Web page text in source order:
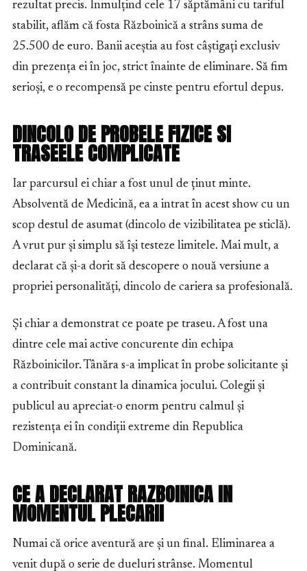
rezultat precis. Înmulțind cele 17 săptămâni cu tariful
stabilit, aflăm că fosta Războinică a strâns suma de
25.500 de euro. Banii aceștia au fost câștigați exclusiv
din prezența ei în joc, strict înainte de eliminare. Să fim
serioși, e o recompensă pe cinste pentru efortul depus.
DINCOLO DE PROBELE FIZICE SI
TRASEELE COMPLICATE
Iar parcursul ei chiar a fost unul de ținut minte.
Absolventă de Medicină, ea a intrat în acest show cu un
scop destul de asumat (dincolo de vizibilitatea pe sticlă).
A vrut pur și simplu să își testeze limitele. Mai mult, a
declarat că și-a dorit să descopere o nouă versiune a
propriei personalități, dincolo de cariera sa profesională.
Și chiar a demonstrat ce poate pe traseu. A fost una
dintre cele mai active concurente din echipa
Războinicilor. Tânăra s-a implicat în probe solicitante și
a contribuit constant la dinamica jocului. Colegii și
publicul au apreciat-o enorm pentru calmul și
rezistența ei în condiții extreme din Republica
Dominicană.
CE A DECLARAT RAZBOINICA IN
MOMENTUL PLECARII
Numai că orice aventură are și un final. Eliminarea a
venit după o serie de dueluri strânse. Momentul